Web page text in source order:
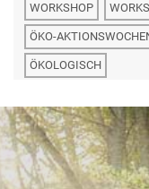
WORKSHOP
ÖKO-
ÖKOLOGISCH